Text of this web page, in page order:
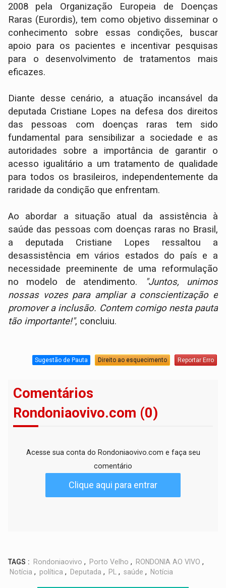
2008 pela Organização Europeia de Doenças
Raras (Eurordis), tem como objetivo disseminar o
conhecimento sobre essas condições, buscar
apoio para os pacientes e incentivar pesquisas
para o desenvolvimento de tratamentos mais
eficazes.
Diante desse cenário, a atuação incansável da
deputada Cristiane Lopes na defesa dos direitos
das pessoas com doenças raras tem sido
fundamental para sensibilizar a sociedade e as
autoridades sobre a importância de garantir o
acesso igualitário a um tratamento de qualidade
para todos os brasileiros, independentemente da
raridade da condição que enfrentam.
Ao abordar a situação atual da assistência à
saúde das pessoas com doenças raras no Brasil,
a deputada Cristiane Lopes ressaltou a
desassistência em vários estados do país e a
necessidade preeminente de uma reformulação
no modelo de atendimento. "Juntos, unimos
nossas vozes para ampliar a conscientização e
promover a inclusão. Contem comigo nesta pauta
tão importante!", concluiu.
Sugestão de Pauta Direito ao esquecimento Reportar Erro
Comentários
Rondoniaovivo.com (0)
Acesse sua conta do Rondoniaovivo.com e faça seu
comentário
Clique aqui para entrar
TAGS : Rondoniaovivo , Porto Velho , RONDONIA AO VIVO ,
Notícia , política , Deputada , PL , saúde , Notícia